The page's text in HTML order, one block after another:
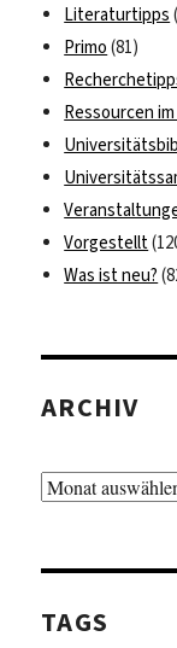
Literaturtipps
Primo (81)
Ressourcen
Vorgestellt
Was ist neu?
ARCHIV
Archiv
TAGS